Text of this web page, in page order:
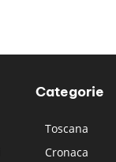
Categorie
Toscana
Cronaca